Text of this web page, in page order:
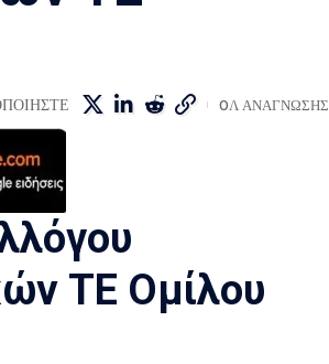
0Λ ΑΝΑΓΝΩΣΗΣ
ΤΕ Ομίλου